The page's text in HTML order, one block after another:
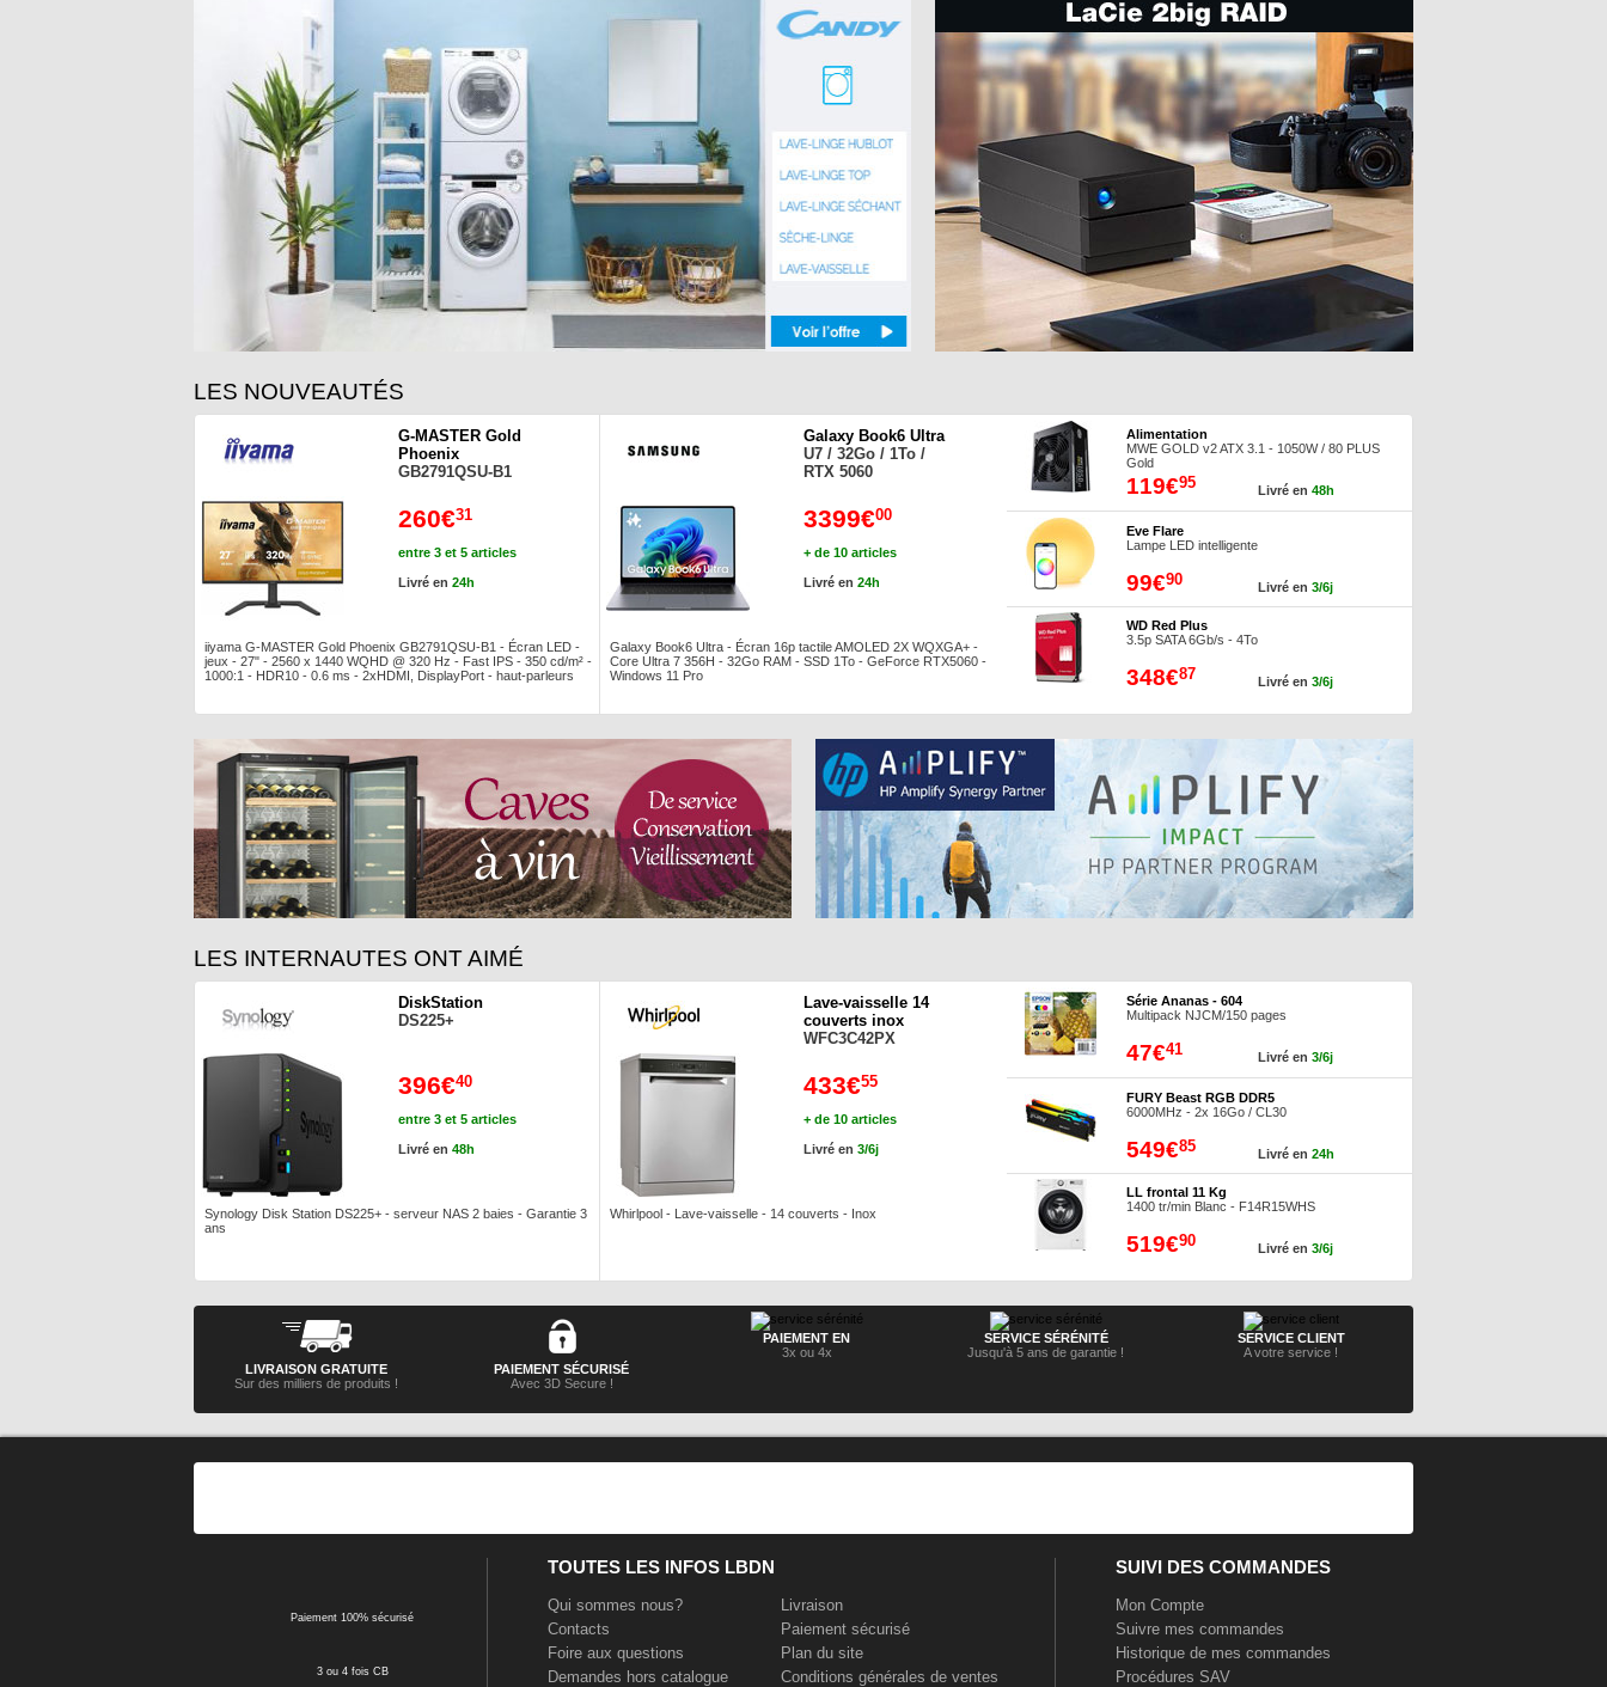
LES NOUVEAUTÉS
260€31
entre 3 et 5 articles
Livré en 24h
G-MASTER Gold
Phoenix
GB2791QSU-B1
iiyama G-MASTER Gold Phoenix GB2791QSU-B1 - Écran LED -
jeux - 27" - 2560 x 1440 WQHD @ 320 Hz - Fast IPS - 350 cd/m² -
1000:1 - HDR10 - 0.6 ms - 2xHDMI, DisplayPort - haut-parleurs
3399€00
+ de 10 articles
Livré en 24h
Galaxy Book6 Ultra
U7 / 32Go / 1To /
RTX 5060
Galaxy Book6 Ultra - Écran 16p tactile AMOLED 2X WQXGA+ -
Core Ultra 7 356H - 32Go RAM - SSD 1To - GeForce RTX5060 -
Windows 11 Pro
Alimentation
MWE GOLD v2 ATX 3.1 - 1050W / 80 PLUS
Gold
Livré en 48h
119€95
Eve Flare
Lampe LED intelligente
Livré en 3/6j
99€90
WD Red Plus
3.5p SATA 6Gb/s - 4To
Livré en 3/6j
348€87
LES INTERNAUTES ONT AIMÉ
396€40
entre 3 et 5 articles
Livré en 48h
DiskStation
DS225+
Synology Disk Station DS225+ - serveur NAS 2 baies - Garantie 3
ans
433€55
+ de 10 articles
Livré en 3/6j
Lave-vaisselle 14
couverts inox
WFC3C42PX
Whirlpool - Lave-vaisselle - 14 couverts - Inox
Série Ananas - 604
Multipack NJCM/150 pages
Livré en 3/6j
47€41
FURY Beast RGB DDR5
6000MHz - 2x 16Go / CL30
Livré en 24h
549€85
LL frontal 11 Kg
1400 tr/min Blanc - F14R15WHS
Livré en 3/6j
519€90
LIVRAISON GRATUITE
Sur des milliers de produits !
PAIEMENT SÉCURISÉ
Avec 3D Secure !
PAIEMENT EN
3x ou 4x
SERVICE SÉRÉNITÉ
Jusqu'à 5 ans de garantie !
SERVICE CLIENT
A votre service !
Paiement 100% sécurisé
3 ou 4 fois CB
TOUTES LES INFOS LBDN
Qui sommes nous?
Contacts
Foire aux questions
Demandes hors catalogue
Livraison
Paiement sécurisé
Plan du site
Conditions générales de ventes
SUIVI DES COMMANDES
Mon Compte
Suivre mes commandes
Historique de mes commandes
Procédures SAV